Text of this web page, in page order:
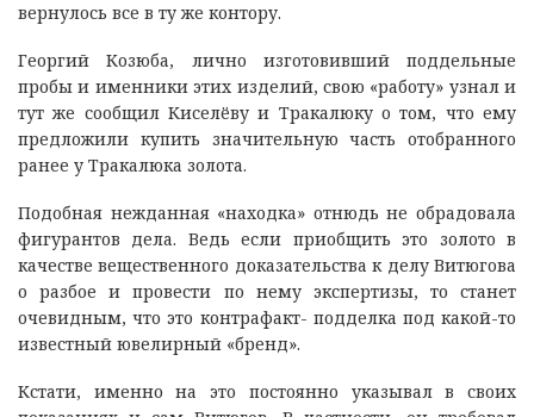
вернулось все в ту же контору.
Георгий Козюба, лично изготовивший поддельные
пробы и именники этих изделий, свою «работу» узнал и
тут же сообщил Киселёву и Тракалюку о том, что ему
предложили купить значительную часть отобранного
ранее у Тракалюка золота.
Подобная нежданная «находка» отнюдь не обрадовала
фигурантов дела. Ведь если приобщить это золото в
качестве вещественного доказательства к делу Витюгова
о разбое и провести по нему экспертизы, то станет
очевидным, что это контрафакт- подделка под какой-то
известный ювелирный «бренд».
Кстати, именно на это постоянно указывал в своих